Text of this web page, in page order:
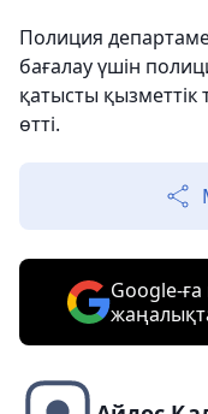
Полиция
бағалау үшін
қатысты қызметтік
өтті.
Google-